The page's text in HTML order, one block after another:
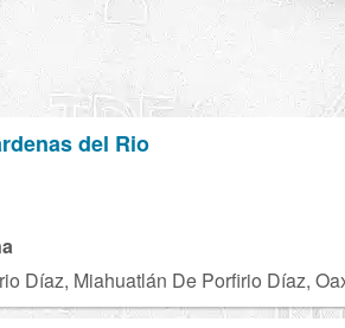
del Rio
Díaz, Miahuatlán De Porfirio Díaz,